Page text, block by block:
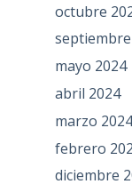
octubre
mayo 2024
abril 2024
marzo 2024
febrero
diciembre